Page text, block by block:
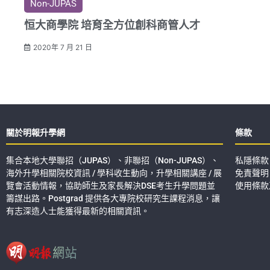
Non-JUPAS
恒大商學院 培育全方位創科商管人才
2020年 7 月 21 日
關於明報升學網
集合本地大學聯招（JUPAS）、非聯招（Non-JUPAS）、
海外升學相關院校資訊 / 學科收生動向，升學相關講座 / 展
覽會活動情報，協助師生及家長解決DSE考生升學問題並
籌謀出路。Postgrad 提供各大專院校研究生課程消息，讓
有志深造人士能獲得最新的相關資訊。
條款
私隱條款
免責聲明
使用條